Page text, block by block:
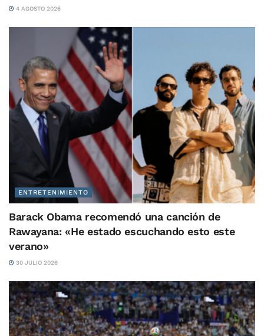
4 AGOSTO 2026
ENTRETENIMIENTO
Barack Obama recomendó una canción de
Rawayana: «He estado escuchando esto este
verano»
30 JULIO 2026